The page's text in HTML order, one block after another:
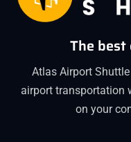
The
Atlas Airport
airport transportation
on your